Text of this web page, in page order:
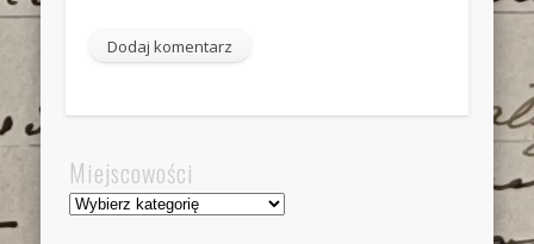
Miejscowości
Miejscowości